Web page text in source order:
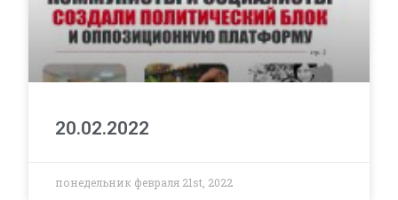
20.02.2022
понедельник февраля 21st, 2022